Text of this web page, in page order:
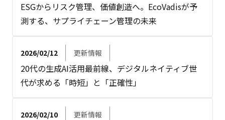
ESGからリスク管理、価値創造へ。EcoVadisが予
測する、サプライチェーン管理の未来
2026/02/12 更新情報
20代の生成AI活用最前線、デジタルネイティブ世
代が求める「時短」と「正確性」
2026/02/10 更新情報